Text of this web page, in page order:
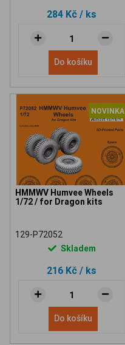
284 Kč / ks
Do košíku
NOVINKA
HMMWV Humvee Wheels
1/72 / for Dragon kits
129-P72052
Skladem
216 Kč / ks
Do košíku